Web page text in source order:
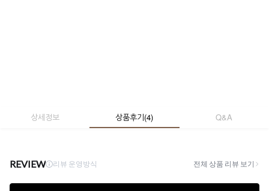
상세정보 상품후기(4) Q&A